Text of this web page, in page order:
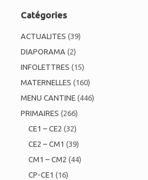
Catégories
ACTUALITES (39)
DIAPORAMA (2)
INFOLETTRES (15)
MATERNELLES (160)
MENU CANTINE (446)
PRIMAIRES (266)
CE1 – CE2 (32)
CE2 – CM1 (39)
CM1 – CM2 (44)
CP-CE1 (16)